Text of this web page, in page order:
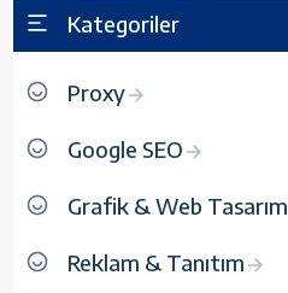
Kategoriler
Proxy
Google SEO
Grafik & Web Tasarım
Reklam & Tanıtım